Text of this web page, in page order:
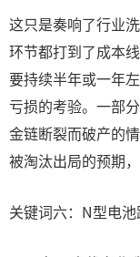
这只是奏响了行业
环节都打到了成本
要持续半年或一年
亏损的考验。一部
金链断裂而破产的
被淘汰出局的预期
关键词六：N型电